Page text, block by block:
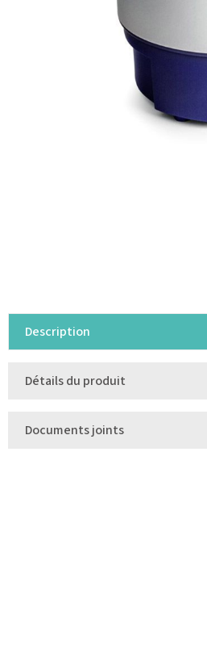
Description
Détails du produit
Documents joints